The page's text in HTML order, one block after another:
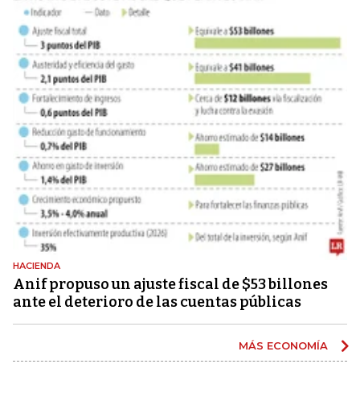
HACIENDA
Anif propuso un ajuste fiscal de $53 billones
ante el deterioro de las cuentas públicas
MÁS ECONOMÍA